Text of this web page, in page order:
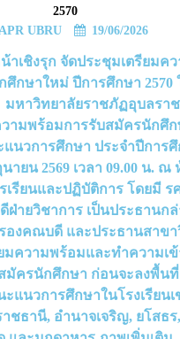
2570
APR UBRU
19/06/2026
าเชิงรุก จัดประชุมเตรียมค
กษาใหม่ ปีการศึกษา 2570
ทยาลัยราชภัฏอุบลราช
วามพร้อมการรับสมัครนักศึ
นวการศึกษา ประจำปีการศึ
ายน 2569 เวลา 09.00 น. ณ
รียนและปฏิบัติการ โดยมี ร
ฝ่ายวิชาการ เป็นประธานกล่
งคณบดี และประธานสาขา
มความพร้อมและทำความเข้
มัครนักศึกษา ก่อนจะลงพื้นที่
แนวการศึกษาในโรงเรียน
ชธานี, อำนาจเจริญ, ยโสธร